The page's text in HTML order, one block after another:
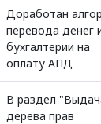
Доработан
перевода денег
бухгалтерии на
оплату АПД
В раздел
дерева прав